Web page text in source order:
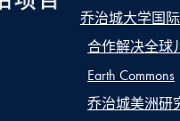
乔治城大学国际
合作解决全球
Earth Commons
乔治城美洲研